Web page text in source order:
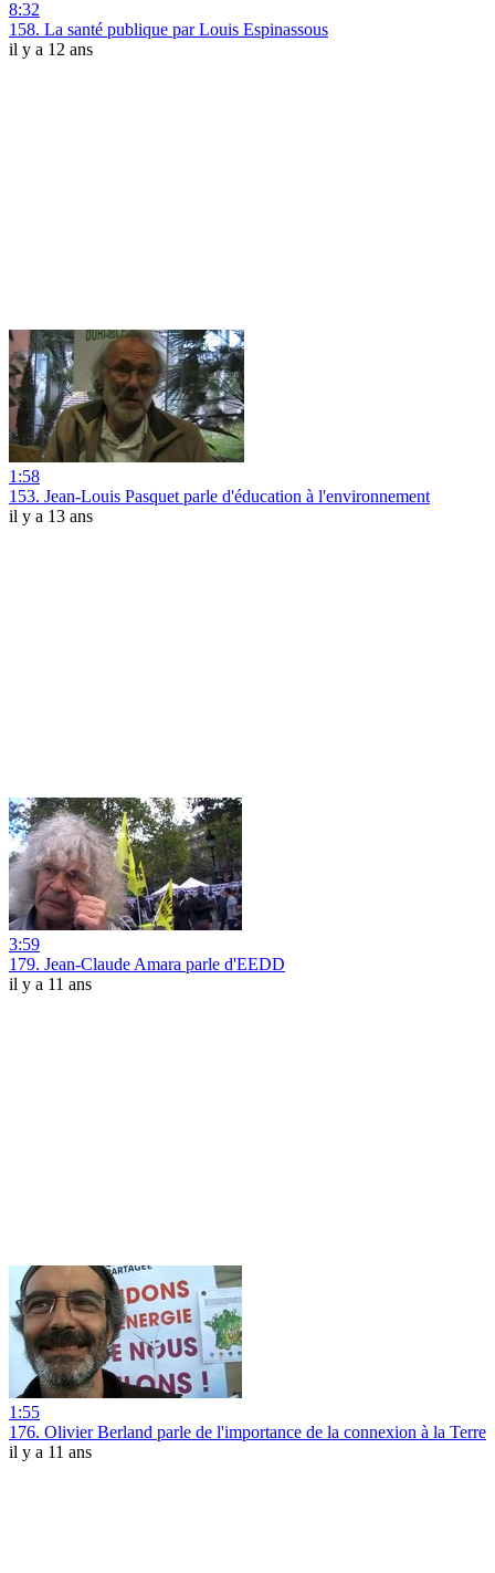
8:32
158. La santé publique par Louis Espinassous
il y a 12 ans
1:58
153. Jean-Louis Pasquet parle d'éducation à l'environnement
il y a 13 ans
3:59
179. Jean-Claude Amara parle d'EEDD
il y a 11 ans
1:55
176. Olivier Berland parle de l'importance de la connexion à la Terre
il y a 11 ans